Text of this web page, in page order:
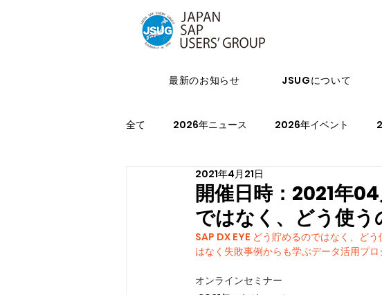
最新のお知らせ JSUGについて
全て 2026年ニュース 2026年イベント
2024年イベント 2023年ニュース
2021年スケジュール 2027年イベント
開催日時：2021年
ではなく、どう使
2021年4月21日
SAP DX EYE どう貯めるのではなく、ど
はなく失敗事例からも学ぶデータ活用プロ
オンラインセミナー